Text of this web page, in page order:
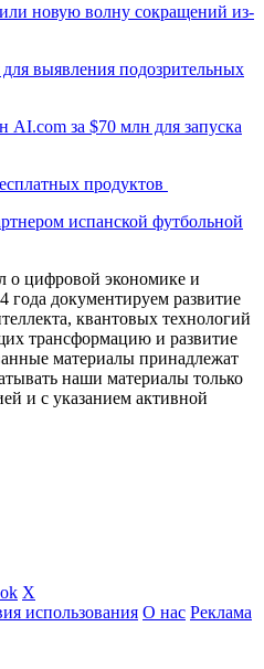
новую волну сокращений из-
выявления подозрительных
AI.com за $70 млн для запуска
продуктов
испанской футбольной
о цифровой экономике и
года документируем развитие
квантовых технологий
трансформацию и развитие
материалы принадлежат
наши материалы только
и с указанием активной
X
использования О нас Реклама